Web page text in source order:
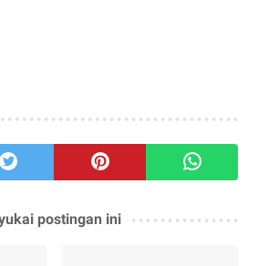
postingan ini